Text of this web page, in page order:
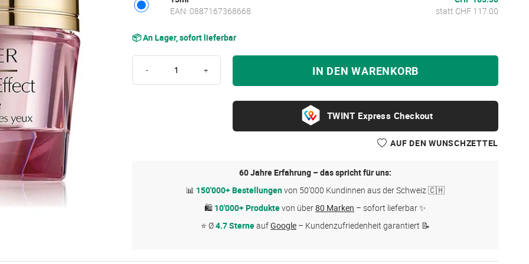
EAN: 0887167368668
statt CHF 117.00
📦 An Lager, sofort lieferbar
- + IN DEN WARENKORB
Express Checkout
AUF DEN WUNSCHZETTEL
60 Jahre Erfahrung – das spricht für uns:
📊 150'000+ Bestellungenvon 50'000 Kundinnen aus der Schweiz 🇨🇭
🛍 10'000+ Produktevon über80 Marken – sofort lieferbar ✨
⭐ Ø4.7 SterneaufGoogle – Kundenzufriedenheit garantiert 📝